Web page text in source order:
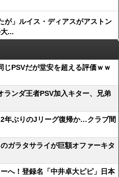
が」ルイス・ディアスがアストン
...
じPSVだが堂安を超える評価ｗｗ
ランダ王者PSV加入キター、兄弟
2年ぶりのJリーグ復帰か…クラブ間
ガラタサライが巨額オファーキタ
へ！登録名「中井卓大ピピ」日本